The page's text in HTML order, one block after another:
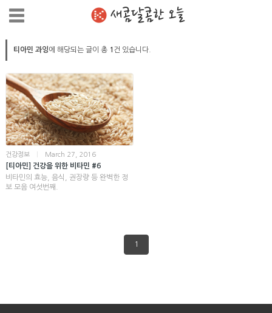
새콤달콤한 오늘
티아민 과잉에 해당되는 글이 총 1 건 있습니다.
건강정보 March 27, 2016
[티아민] 건강을 위한 비타민 #6
비타민의 효능, 음식, 권장량 등 완벽한 정
보 모음 여섯번째.
1